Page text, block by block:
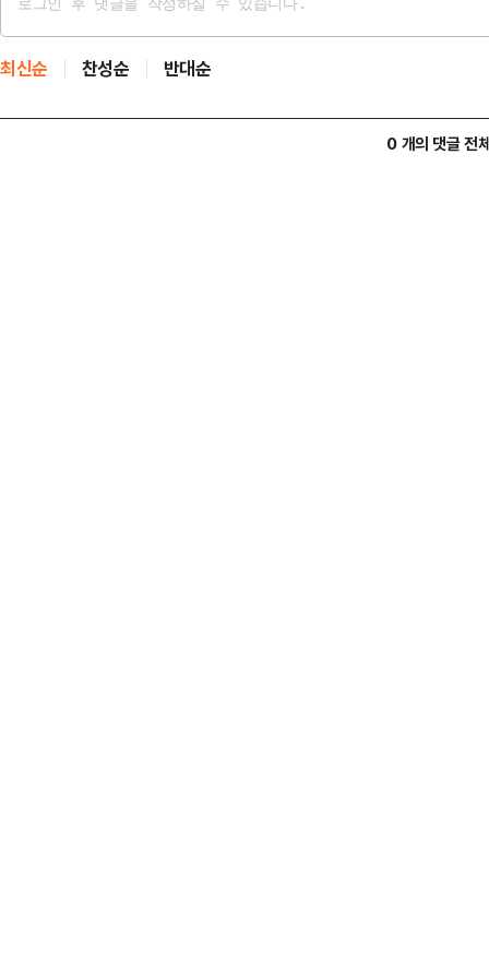
최신순 찬성순 반대순
0 개의 댓글 전